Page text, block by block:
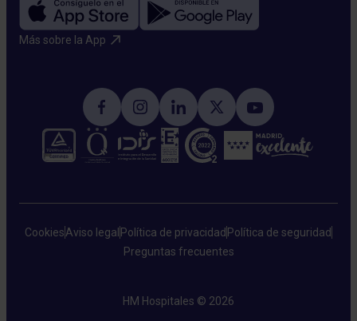
Más sobre la App​
CookiesAviso legal Política de privacidad Política de seguridad
Preguntas frecuentes
HM Hospitales © 2026